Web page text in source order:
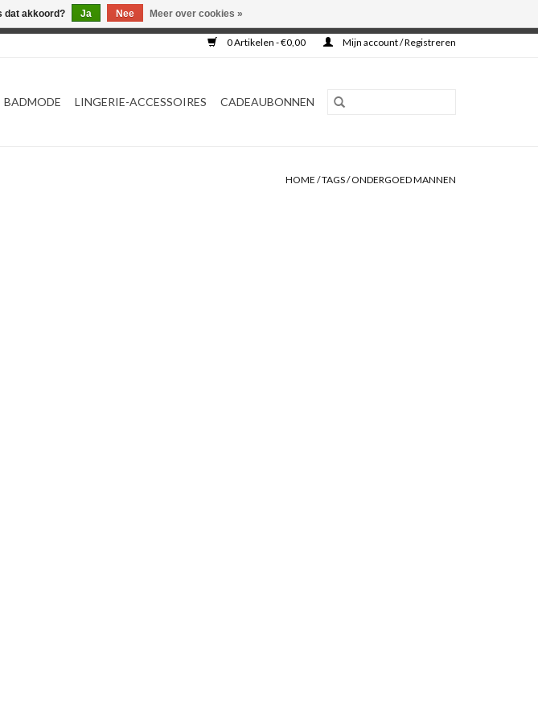
0 Artikelen - €0,00 Mijn account / Registreren
BADMODE LINGERIE-ACCESSOIRES CADEAUBONNEN
HOME /TAGS/ONDERGOED MANNEN
dat akkoord? Ja Nee Meer over cookies »
EU maten. .